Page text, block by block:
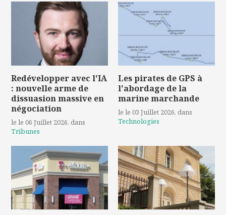
Redévelopper avec l'IA
: nouvelle arme de
dissuasion massive en
négociation
le le 06 Juillet 2026, dans
Tribunes
Les pirates de GPS à
l'abordage de la
marine marchande
le le 03 Juillet 2026, dans
Technologies